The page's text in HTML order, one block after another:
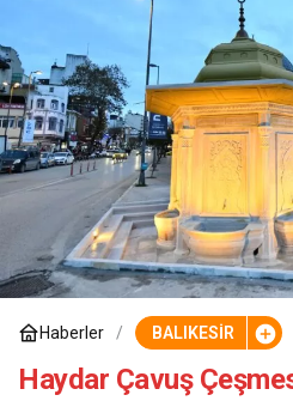
Haberler BALIKESİR
Haydar Çavuş